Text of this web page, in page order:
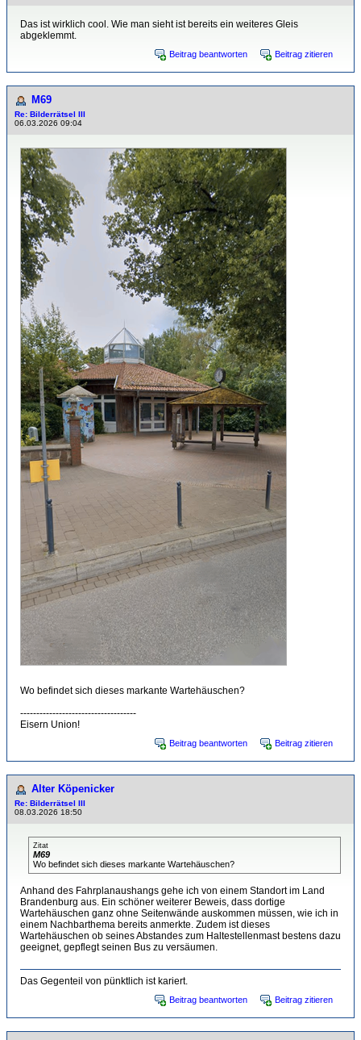
Das ist wirklich cool. Wie man sieht ist bereits ein weiteres Gleis
abgeklemmt.
Beitrag beantworten Beitrag zitieren
M69
Re: Bilderrätsel III
06.03.2026 09:04
Wo befindet sich dieses markante Wartehäuschen?
------------------------------------
Eisern Union!
Beitrag beantworten Beitrag zitieren
Alter Köpenicker
Re: Bilderrätsel III
08.03.2026 18:50
Zitat
M69
Wo befindet sich dieses markante Wartehäuschen?
Anhand des Fahrplanaushangs gehe ich von einem Standort im Land
Brandenburg aus. Ein schöner weiterer Beweis, dass dortige
Wartehäuschen ganz ohne Seitenwände auskommen müssen, wie ich in
einem Nachbarthema bereits anmerkte. Zudem ist dieses
Wartehäuschen ob seines Abstandes zum Haltestellenmast bestens dazu
geeignet, gepflegt seinen Bus zu versäumen.
Das Gegenteil von pünktlich ist kariert.
Beitrag beantworten Beitrag zitieren